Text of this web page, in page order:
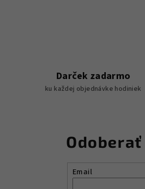
c
i
v
Darček zadarmo
ku každej objednávke hodiniek
Email